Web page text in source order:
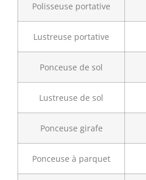
Polisseuse portative
Lustreuse portative
Ponceuse de sol
Lustreuse de sol
Ponceuse girafe
Ponceuse à parquet